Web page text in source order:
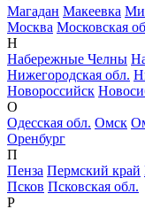
Магадан Макеевка
Москва Московская
Н
Набережные Челны
Нижегородская обл.
Новороссийск
О
Одесская обл. Омск
Оренбург
П
Пенза Пермский край
Псков Псковская обл.
Р